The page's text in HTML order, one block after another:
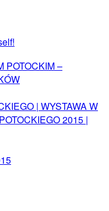
POTOCKIM –
| WYSTAWA W
2015 |